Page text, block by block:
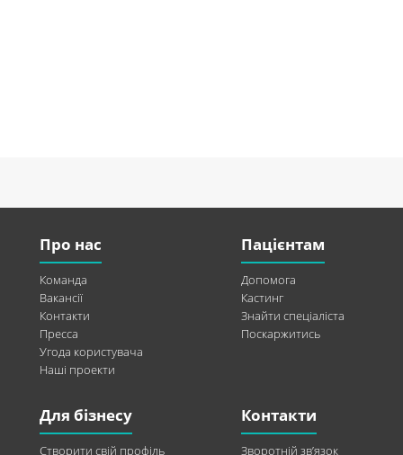
Про нас
Команда
Вакансії
Контакти
Пресса
Угода користувача
Наші проекти
Пацієнтам
Допомога
Кастинг
Знайти спеціаліста
Поскаржитись
Для бізнесу
Створити свій профіль
Контакти
Зворотній зв’язок